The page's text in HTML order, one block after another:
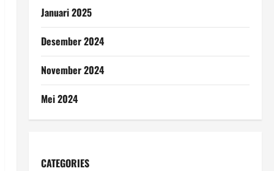
Januari 2025
Desember 2024
November 2024
Mei 2024
CATEGORIES